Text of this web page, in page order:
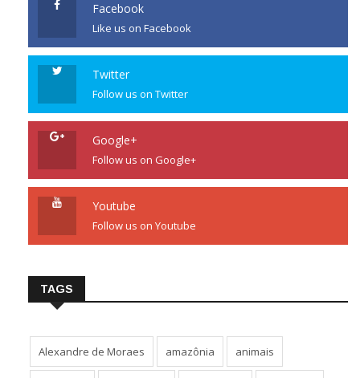
Facebook
Like us on Facebook
Twitter
Follow us on Twitter
Google+
Follow us on Google+
Youtube
Follow us on Youtube
TAGS
Alexandre de Moraes amazônia animais